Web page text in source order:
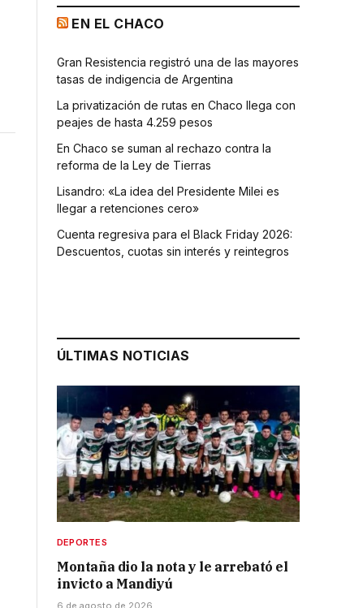
EN EL CHACO
Gran Resistencia registró una de las mayores
tasas de indigencia de Argentina
La privatización de rutas en Chaco llega con
peajes de hasta 4.259 pesos
En Chaco se suman al rechazo contra la
reforma de la Ley de Tierras
Lisandro: «La idea del Presidente Milei es
llegar a retenciones cero»
Cuenta regresiva para el Black Friday 2026:
Descuentos, cuotas sin interés y reintegros
ÚLTIMAS NOTICIAS
DEPORTES
Montaña dio la nota y le arrebató el
invicto a Mandiyú
6 de agosto de 2026